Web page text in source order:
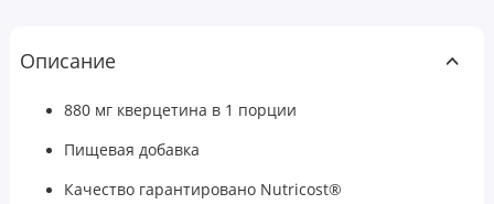
Описание
880 мг кверцетина в 1 порции
Пищевая добавка
Качество гарантировано Nutricost®